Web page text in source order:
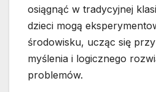
osiągnąć w tradycyjnej
dzieci mogą
środowisku, ucząc się
myślenia i logicznego
problemów.